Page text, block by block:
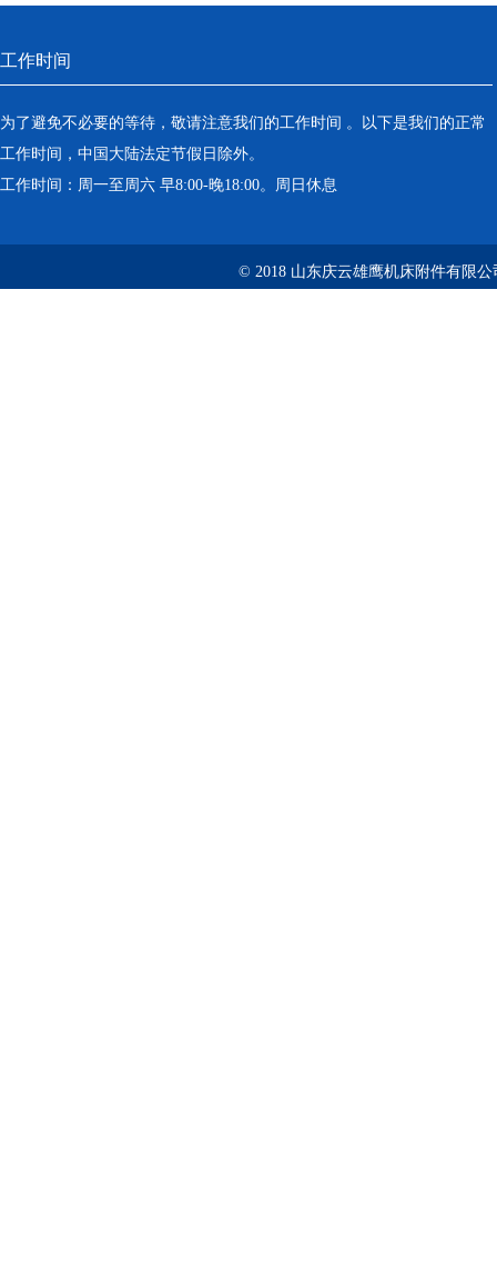
工作时间
为了避免不必要的等待，敬请注意我们的工作时间 。以下是我们的正常
工作时间，中国大陆法定节假日除外。
工作时间：周一至周六 早8:00-晚18:00。周日休息
© 2018 山东庆云雄鹰机床附件有限